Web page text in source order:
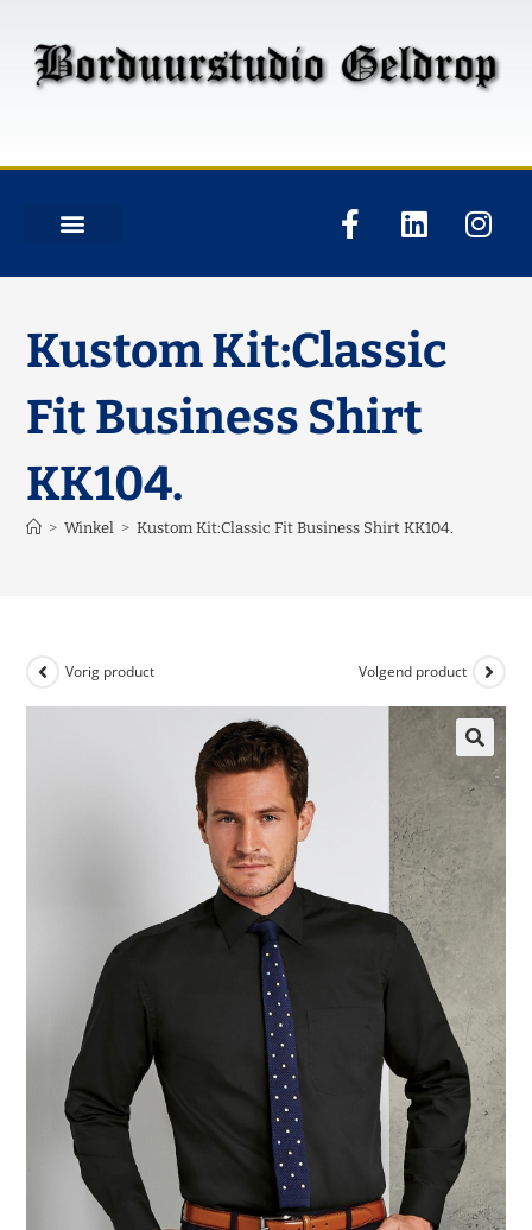
Kustom Kit:Classic
Fit Business Shirt
KK104.
> Winkel > Kustom Kit:Classic Fit Business Shirt KK104.
Vorig product Volgend product